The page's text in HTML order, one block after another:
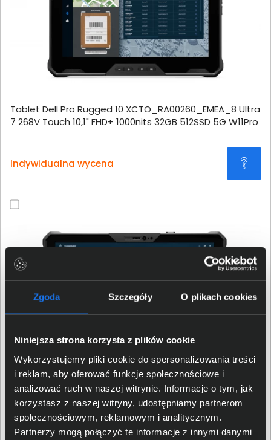
Zgoda Szczegóły O plikach cookies
Niniejsza strona korzysta z plików cookie
Wykorzystujemy pliki cookie do spersonalizowania treści
i reklam, aby oferować funkcje społecznościowe i
analizować ruch w naszej witrynie. Informacje o tym, jak
korzystasz z naszej witryny, udostępniamy partnerom
społecznościowym, reklamowym i analitycznym.
Partnerzy mogą połączyć te informacje z innymi danymi
Tablet Dell Pro Rugged 10 XCTO_RA00260_EMEA_8 Ultra
7 268V Touch 10,1" FHD+ 1000nits 32GB 512SSD 5G W11Pro
Indywidualna wycena
Tablet Dell Pro Rugged 12 XCTO_RA02260_EMEA_2 Ultra
5 236V Touch 12" FHD+ 1200nits 16GB 512SSD W11Pro